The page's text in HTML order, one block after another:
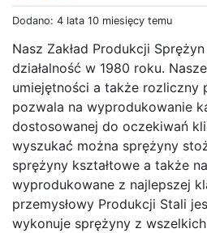
Dodano: 4 lata 10 miesięcy temu
Nasz Zakład Produkcji
działalność w 1980 roku.
umiejętności a także rozliczny
pozwala na wyprodukowanie
dostosowanej do oczekiwań
wyszukać można sprężyny
sprężyny kształtowe a także
wyprodukowane z najlepszej
przemysłowy Produkcji Stali
wykonuje sprężyny z